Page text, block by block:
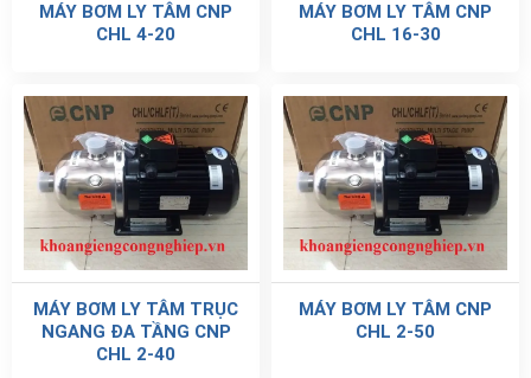
MÁY BƠM LY TÂM CNP
CHL 4-20
MÁY BƠM LY TÂM CNP
CHL 16-30
MÁY BƠM LY TÂM TRỤC
NGANG ĐA TẦNG CNP
CHL 2-40
MÁY BƠM LY TÂM CNP
CHL 2-50